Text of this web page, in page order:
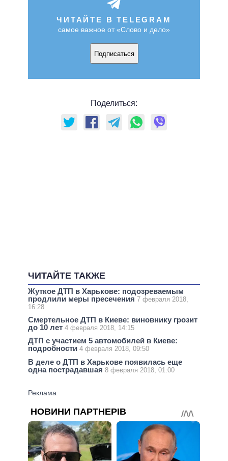
ЧИТАЙТЕ В TELEGRAM
самое важное от «Слово и дело»
Подписаться
Поделиться:
ЧИТАЙТЕ ТАКЖЕ
Жуткое ДТП в Харькове: подозреваемым
продлили меры пресечения 7 февраля 2018,
16:28
Смертельное ДТП в Киеве: виновнику грозит
до 10 лет 4 февраля 2018, 14:15
ДТП с участием 5 автомобилей в Киеве:
подробности 4 февраля 2018, 09:50
В деле о ДТП в Харькове появилась еще
одна пострадавшая 8 февраля 2018, 01:00